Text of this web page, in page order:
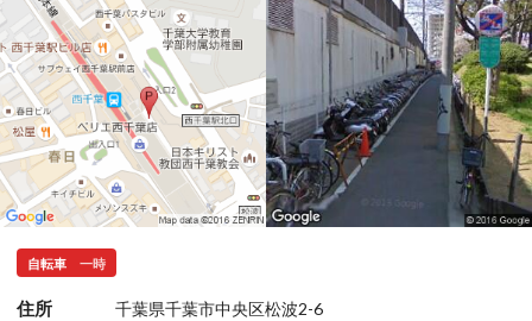
自転車 一時
住所 千葉県千葉市中央区松波2-6